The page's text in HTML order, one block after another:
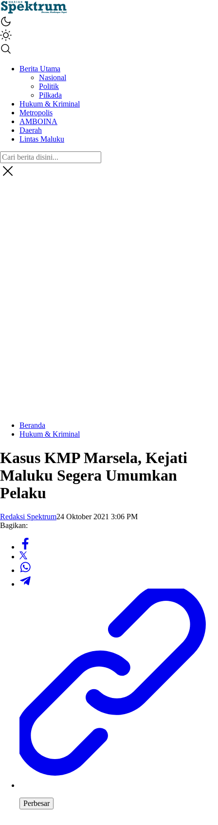
spektrumonline.com
Berita Utama
Nasional
Politik
Pilkada
Hukum & Kriminal
Metropolis
AMBOINA
Daerah
Lintas Maluku
Beranda
Hukum & Kriminal
Kasus KMP Marsela, Kejati
Maluku Segera Umumkan
Pelaku
Redaksi Spektrum24 Oktober 2021 3:06 PM
Bagikan:
Perbesar